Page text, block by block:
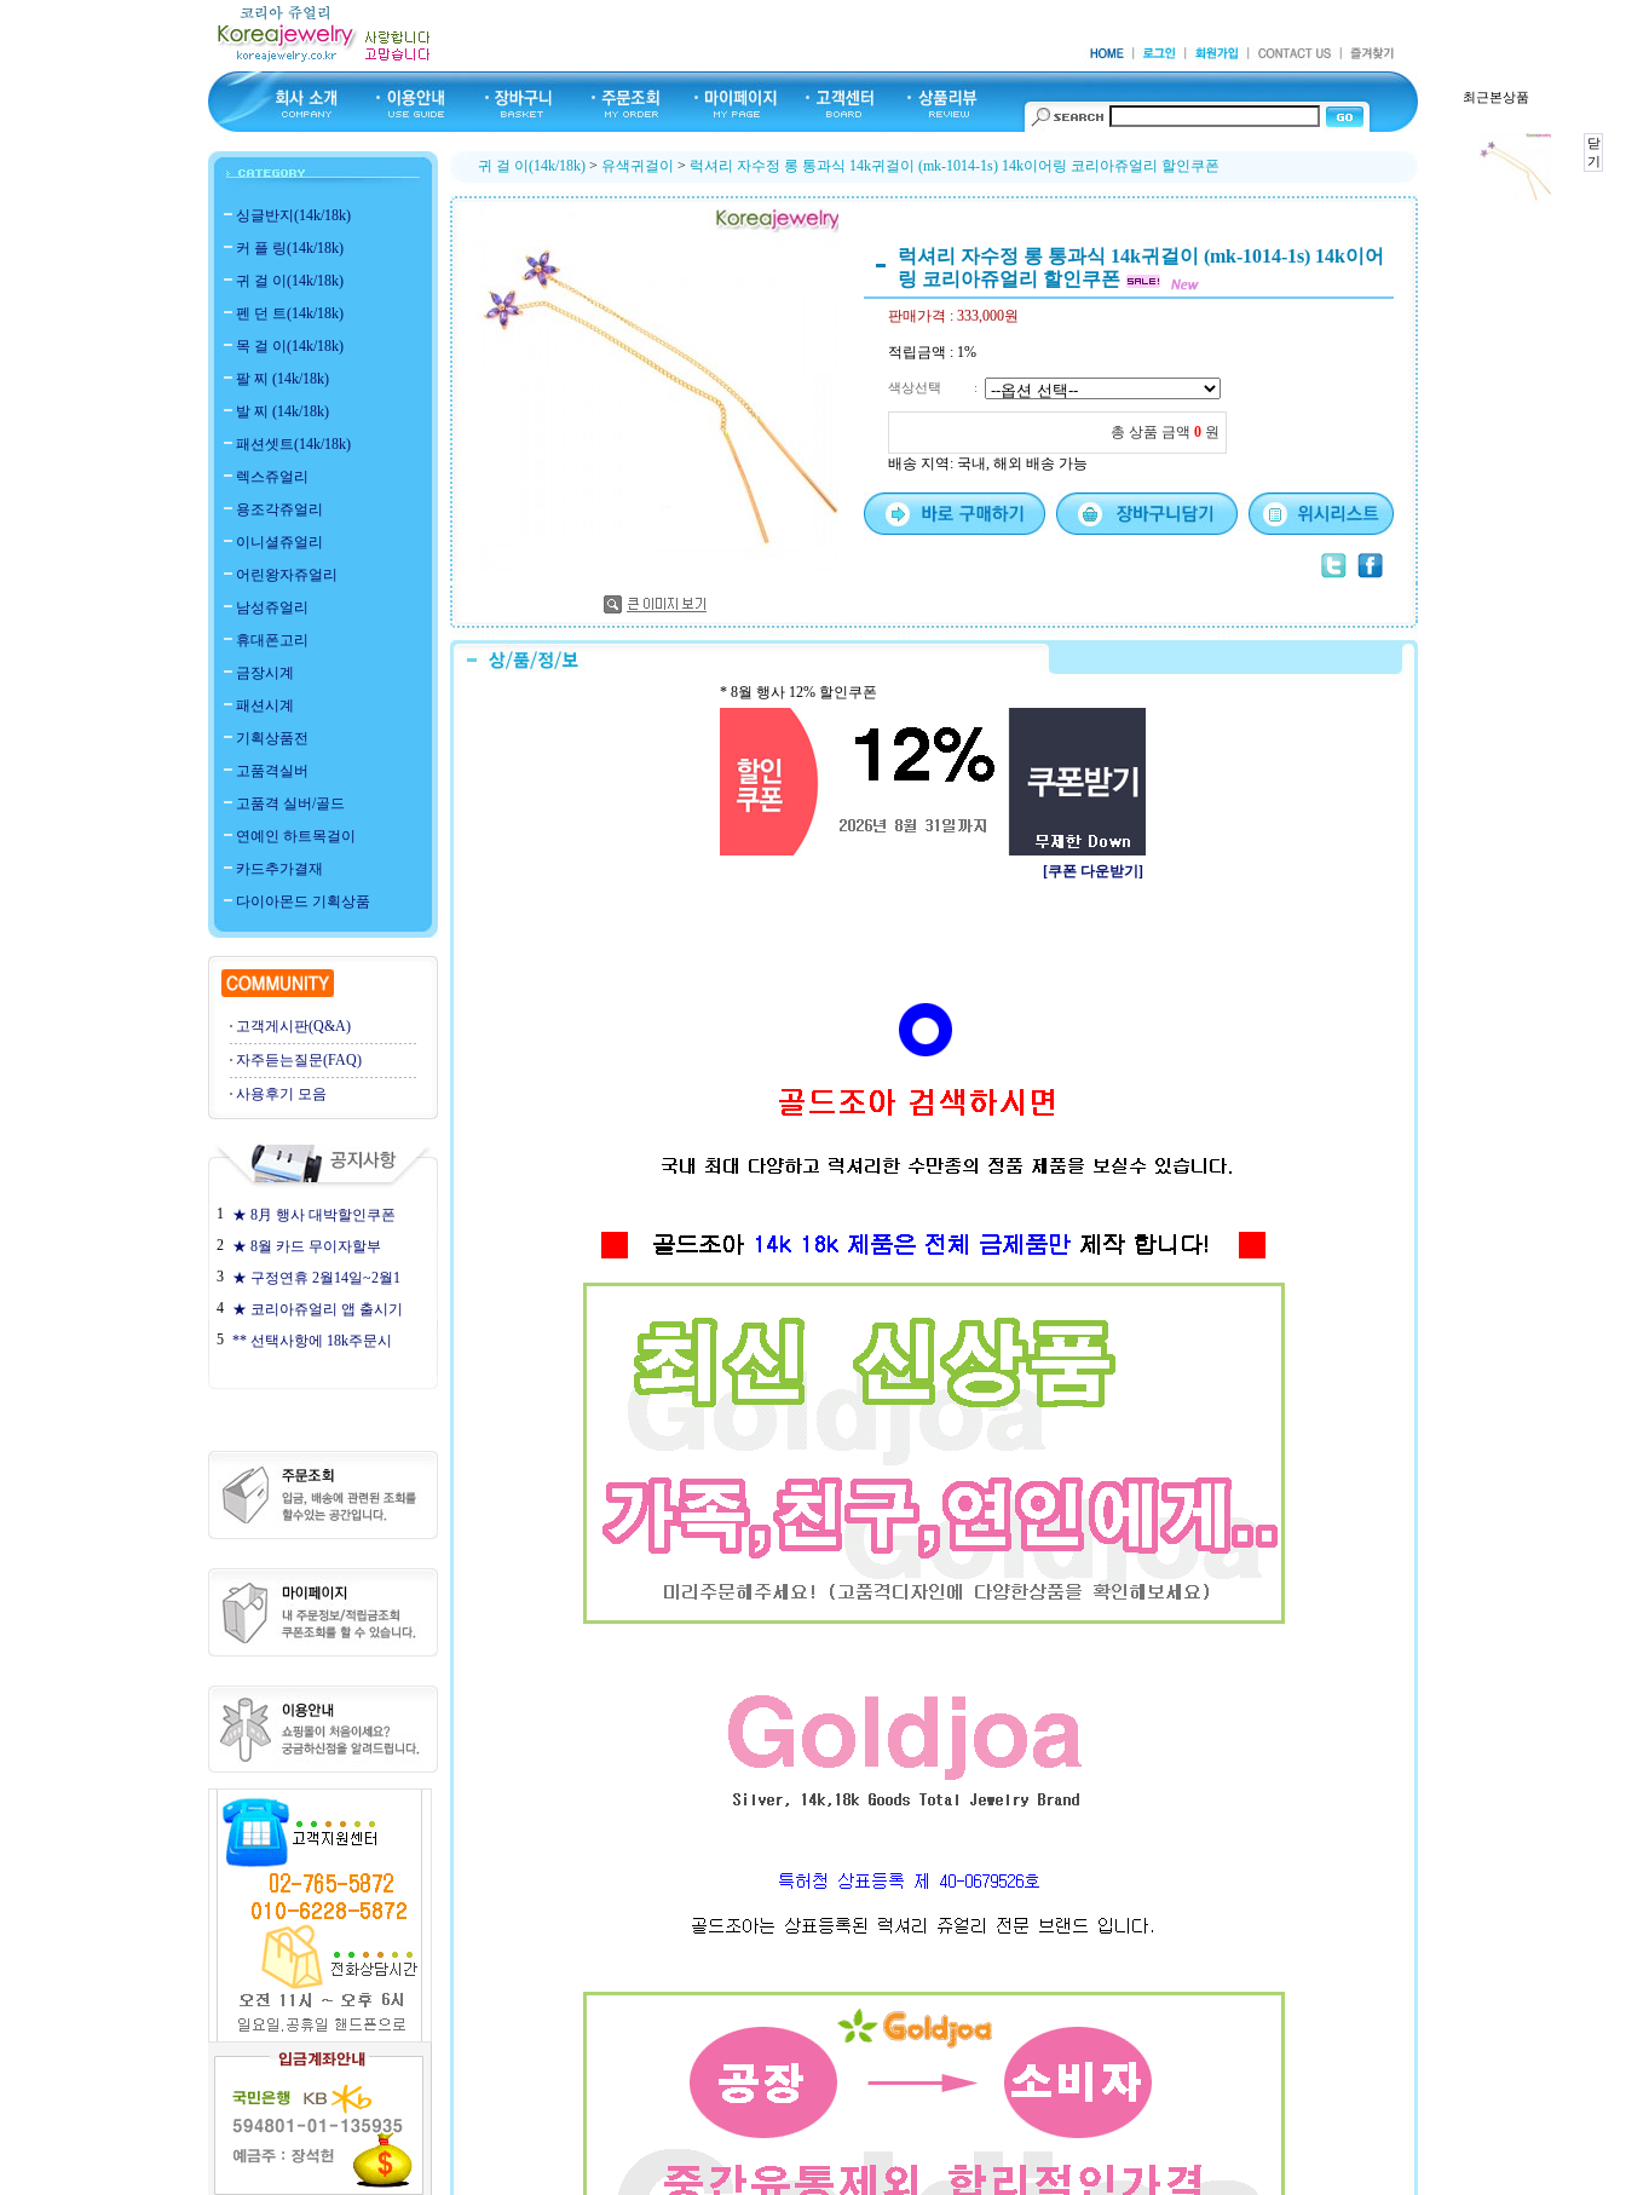
싱글반지(14k/18k)
커 플 링(14k/18k)
귀 걸 이(14k/18k)
펜 던 트(14k/18k)
목 걸 이(14k/18k)
팔 찌 (14k/18k)
발 찌 (14k/18k)
패션셋트(14k/18k)
렉스쥬얼리
용조각쥬얼리
이니셜쥬얼리
어린왕자쥬얼리
남성쥬얼리
휴대폰고리
금장시계
패션시계
기획상품전
고품격실버
고품격 실버/골드
연예인 하트목걸이
카드추가결재
다이아몬드 기획상품
고객게시판(Q&A)
자주듣는질문(FAQ)
사용후기 모음
1 ★ 8月 행사 대박할인쿠폰
2 ★ 8월 카드 무이자할부
3 ★ 구정연휴 2월14일~2월1
4 ★ 코리아쥬얼리 앱 출시기
5 ** 선택사항에 18k주문시
귀 걸 이(14k/18k) > 유색귀걸이 > 럭셔리 자수정 롱 통과식 14k귀걸이 (mk-1014-1s) 14k이어링 코리아쥬얼리 할인쿠폰
럭셔리 자수정 롱 통과식 14k귀걸이 (mk-1014-1s) 14k이어
링 코리아쥬얼리 할인쿠폰
판매가격 : 333,000원
적립금액 : 1%
색상선택 :
총 상품 금액 0 원
배송 지역 : 국내, 해외 배송 가능
* 8월 행사 12% 할인쿠폰
[쿠폰 다운받기]
최근본상품
닫
기